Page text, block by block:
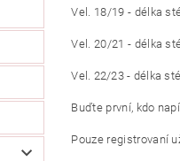
Vel. 18/19 - délka
Vel. 20/21 - délka
Vel. 22/23 - délka
Buďte první, kdo
Pouze registrovaní